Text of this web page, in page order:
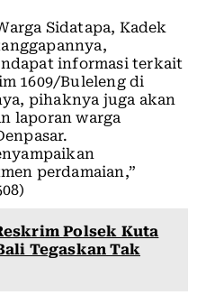
Sidatapa, Kadek
informasi terkait
1609/Buleleng di
pihaknya juga akan
laporan warga
perdamaian,”
Polsek Kuta
Tegaskan Tak